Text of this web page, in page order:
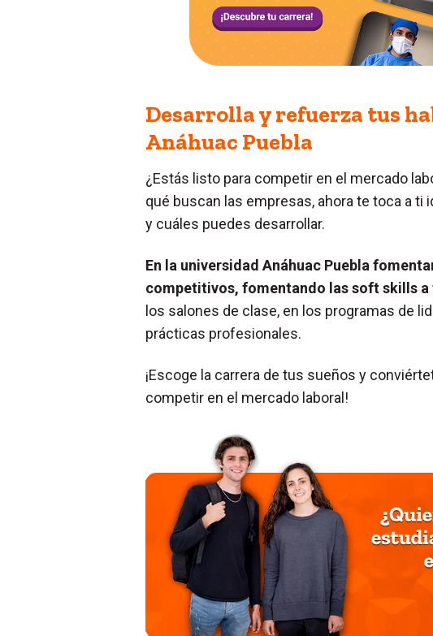
Desarrolla y refuerza tus
Anáhuac Puebla
¿Estás listo para competir en el mercado
qué buscan las empresas, ahora te toca a
y cuáles puedes desarrollar.
En la universidad Anáhuac Puebla
competitivos, fomentando las soft skills a
los salones de clase, en los programas de
prácticas profesionales.
¡Escoge la carrera de tus sueños y
competir en el mercado laboral!